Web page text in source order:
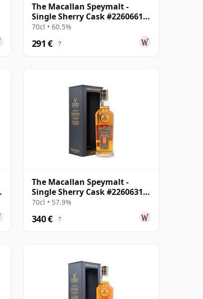
The Macallan Speymalt -
Single Sherry Cask #22606616
2004 20 años
70cl • 60.5%
291 € ?
The Macallan Speymalt -
Single Sherry Cask #22606314
2005 18 años
70cl • 57.9%
340 € ?